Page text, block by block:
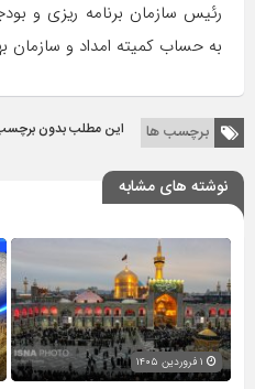
رئیس سازمان برنامه ریزی و
به حساب کمیته امداد و سازمان
برچسب ها این مطلب بدون
نوشته های مشابه